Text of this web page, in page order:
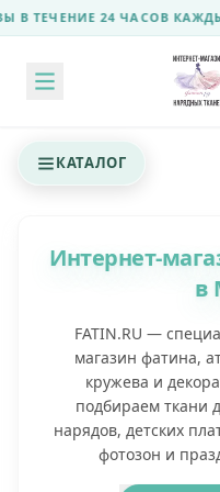
КАТАЛОГ
24 ЧАСОВ КАЖДЫЙ
Поиск по сайту
Интернет-
в
FATIN.RU —
магазин фатина,
кружева и
подбираем ткани
нарядов, детских
фотозон и